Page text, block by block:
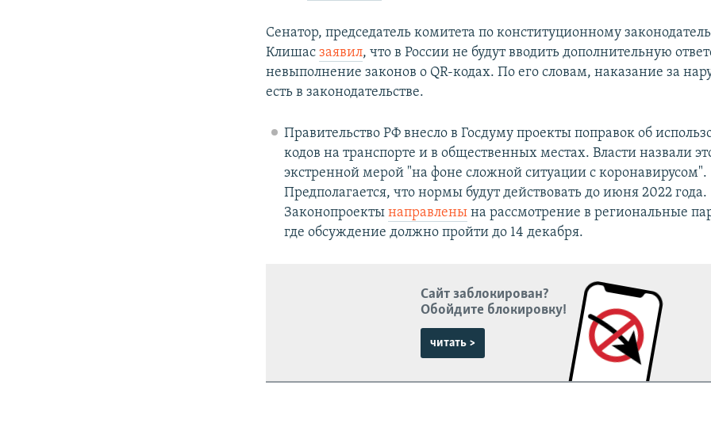
Сенатор, председатель комитета по конституционному
Клишасзаявил, что в России не будут вводить дополнительную
невыполнение законов о QR-кодах. По его словам, наказание за
есть в законодательстве.
Правительство РФ внесло в Госдуму проекты поправок об
кодов на транспорте и в общественных местах. Власти назвали
экстренной мерой "на фоне сложной ситуации с коронавирусом".
Предполагается, что нормы будут действовать до июня 2022 года.
Законопроекты направленына рассмотрение в региональные
где обсуждение должно пройти до 14 декабря.
Сайт заблокирован?
Обойдите блокировку!
читать >